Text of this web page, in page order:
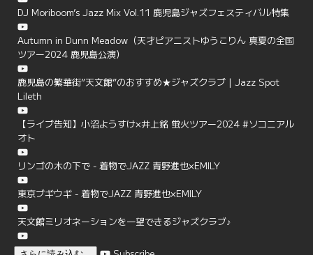
DJ Moriboom’s Jazz Mix Vol.11 鹿児島ジャズフェスティバル特集
Autumn in Dunn Meadow（天才ピアニストゆうこりん 真夏の全国
ツアー2024 鹿児島公演）
鹿児島の繁華街”天文館”のおすすめ★ジャズクラブ | Jazz Spot
Lileth
【ライブ告知】小沼ようすけ×井上銘 蛍火ツアー2024 #ソコニアル
オト
リンゴの木の下で - 着物でJAZZ 青野進也×EMILY
東京ブギウギ - 着物でJAZZ 青野進也×EMILY
天文館ミリオネーションを一望できるジャズクラブ♪